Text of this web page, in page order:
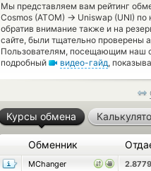
Мы представляем вам рейтинг
Cosmos (ATOM) → Uniswap (UNI)
обратив внимание также и на
сайте, были тщательно проверены
Пользователям, посещающим наш
подробный
видео-гайд,
Курсы обмена
Обменник
MChanger